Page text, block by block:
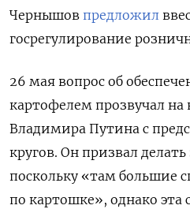
Чернышов предложил
госрегулирование
26 мая вопрос об
картофелем прозвучал на
Владимира Путина с
кругов. Он призвал
поскольку «там большие
по картошке», однако эта